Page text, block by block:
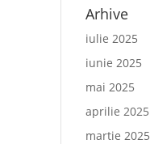
Arhive
iulie 2025
iunie 2025
mai 2025
aprilie 2025
martie 2025